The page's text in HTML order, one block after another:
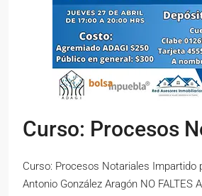
Curso: Procesos
Curso: Procesos Notariales Impartido
Antonio González Aragón NO FALTES